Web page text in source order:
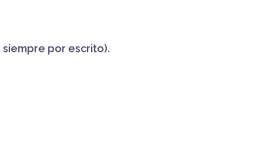
siempre por escrito).